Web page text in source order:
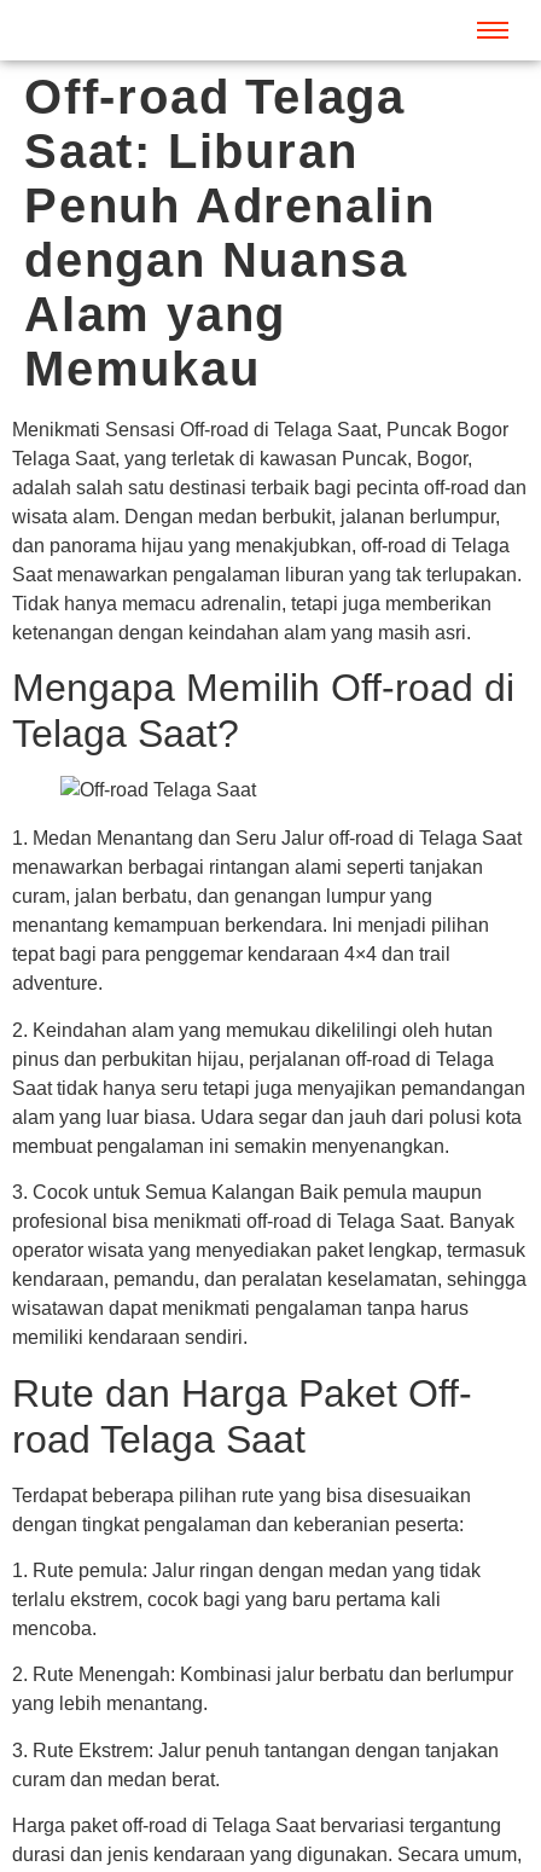
Off-road Telaga
Saat: Liburan
Penuh Adrenalin
dengan Nuansa
Alam yang
Memukau
Menikmati Sensasi Off-road di Telaga Saat, Puncak Bogor
Telaga Saat, yang terletak di kawasan Puncak, Bogor,
adalah salah satu destinasi terbaik bagi pecinta off-road dan
wisata alam. Dengan medan berbukit, jalanan berlumpur,
dan panorama hijau yang menakjubkan, off-road di Telaga
Saat menawarkan pengalaman liburan yang tak terlupakan.
Tidak hanya memacu adrenalin, tetapi juga memberikan
ketenangan dengan keindahan alam yang masih asri.
Mengapa Memilih Off-road di
Telaga Saat?
1. Medan Menantang dan Seru Jalur off-road di Telaga Saat
menawarkan berbagai rintangan alami seperti tanjakan
curam, jalan berbatu, dan genangan lumpur yang
menantang kemampuan berkendara. Ini menjadi pilihan
tepat bagi para penggemar kendaraan 4×4 dan trail
adventure.
2. Keindahan alam yang memukau dikelilingi oleh hutan
pinus dan perbukitan hijau, perjalanan off-road di Telaga
Saat tidak hanya seru tetapi juga menyajikan pemandangan
alam yang luar biasa. Udara segar dan jauh dari polusi kota
membuat pengalaman ini semakin menyenangkan.
3. Cocok untuk Semua Kalangan Baik pemula maupun
profesional bisa menikmati off-road di Telaga Saat. Banyak
operator wisata yang menyediakan paket lengkap, termasuk
kendaraan, pemandu, dan peralatan keselamatan, sehingga
wisatawan dapat menikmati pengalaman tanpa harus
memiliki kendaraan sendiri.
Rute dan Harga Paket Off-
road Telaga Saat
Terdapat beberapa pilihan rute yang bisa disesuaikan
dengan tingkat pengalaman dan keberanian peserta:
1. Rute pemula: Jalur ringan dengan medan yang tidak
terlalu ekstrem, cocok bagi yang baru pertama kali
mencoba.
2. Rute Menengah: Kombinasi jalur berbatu dan berlumpur
yang lebih menantang.
3. Rute Ekstrem: Jalur penuh tantangan dengan tanjakan
curam dan medan berat.
Harga paket off-road di Telaga Saat bervariasi tergantung
durasi dan jenis kendaraan yang digunakan. Secara umum,